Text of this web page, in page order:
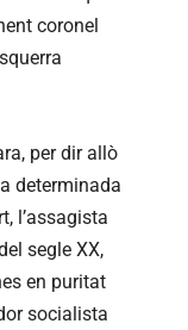
coronel
per dir allò
determinada
l’assagista
segle XX,
en puritat
socialista